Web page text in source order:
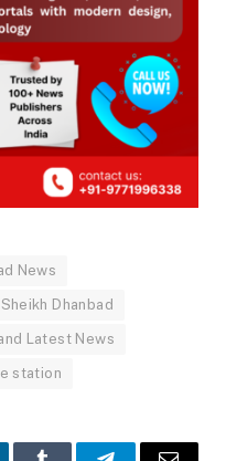
News
Dhanbad
Latest News
station